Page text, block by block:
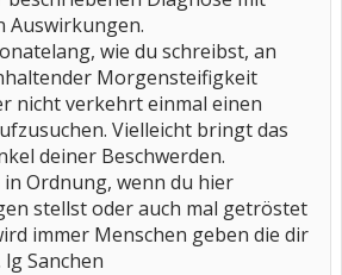
Auswirkungen.
wie du schreibst, an
Morgensteifigkeit
nicht verkehrt einmal einen
Vielleicht bringt das
deiner Beschwerden.
Ordnung, wenn du hier
stellst oder auch mal getröstet
immer Menschen geben die dir
Sanchen